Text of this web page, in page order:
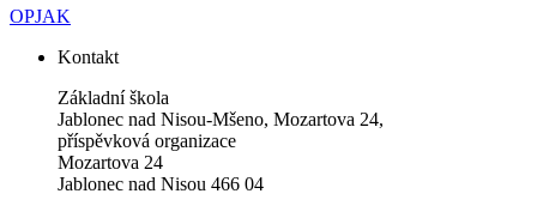
OPJAK
Kontakt
Základní škola
Jablonec nad Nisou-Mšeno, Mozartova 24,
příspěvková organizace
Mozartova 24
Jablonec nad Nisou 466 04